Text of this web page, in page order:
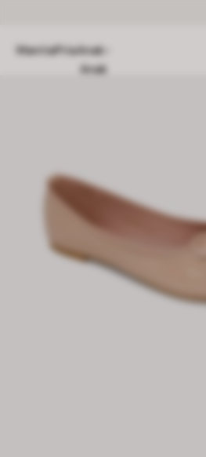
WanitaPriaAnak-
Anak